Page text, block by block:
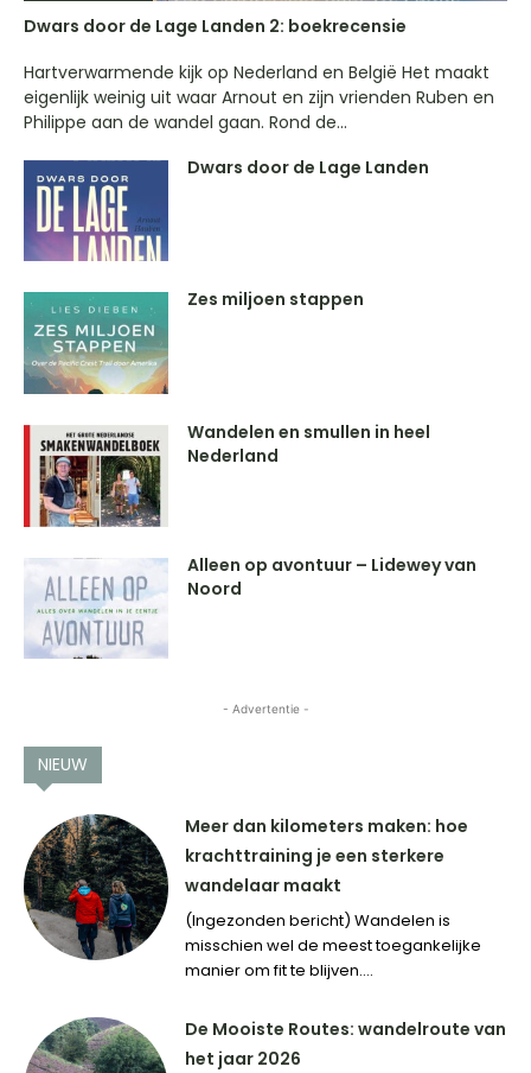
Dwars door de Lage Landen 2: boekrecensie
Hartverwarmende kijk op Nederland en België Het maakt
eigenlijk weinig uit waar Arnout en zijn vrienden Ruben en
Philippe aan de wandel gaan. Rond de...
Dwars door de Lage Landen
Zes miljoen stappen
Wandelen en smullen in heel
Nederland
Alleen op avontuur – Lidewey van
Noord
- Advertentie -
NIEUW
Meer dan kilometers maken: hoe
krachttraining je een sterkere
wandelaar maakt
(Ingezonden bericht) Wandelen is
misschien wel de meest toegankelijke
manier om fit te blijven....
De Mooiste Routes: wandelroute van
het jaar 2026